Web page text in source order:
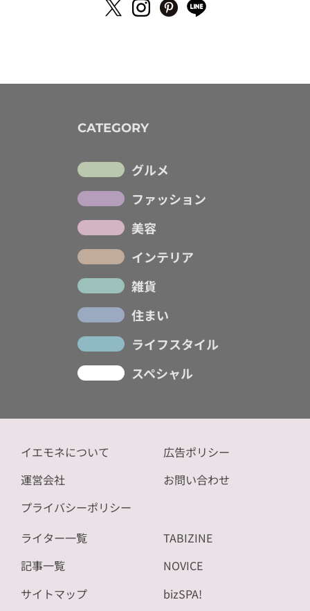
CATEGORY
グルメ
ファッション
美容
インテリア
雑貨
住まい
ライフスタイル
スペシャル
イエモネについて
運営会社
プライバシーポリシー
広告ポリシー
お問い合わせ
ライター一覧
記事一覧
サイトマップ
TABIZINE
NOVICE
bizSPA!